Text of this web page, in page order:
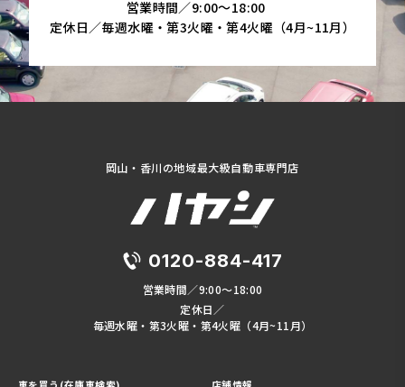
営業時間／9:00～18:00
定休日／毎週水曜・第3火曜・第4火曜（4月~11月）
岡山・香川の地域最大級自動車専門店
0120-884-417
営業時間／9:00～18:00
定休日／
毎週水曜・第3火曜・第4火曜（4月~11月）